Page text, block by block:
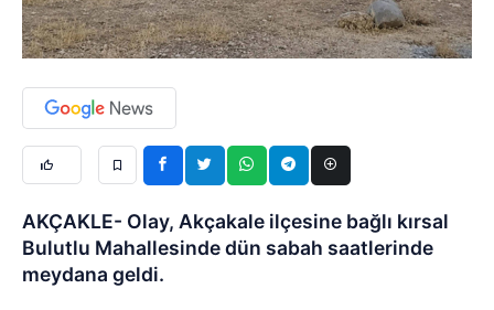
AKÇAKLE- Olay, Akçakale ilçesine bağlı kırsal
Bulutlu Mahallesinde dün sabah saatlerinde
meydana geldi.